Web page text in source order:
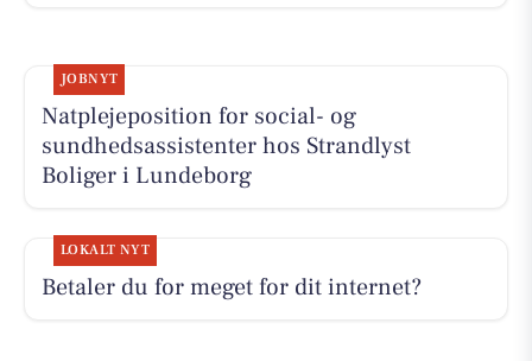
JOBNYT
Natplejeposition for social- og
sundhedsassistenter hos Strandlyst
Boliger i Lundeborg
LOKALT NYT
Betaler du for meget for dit internet?